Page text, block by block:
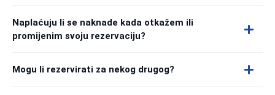
Naplaćuju li se naknade kada otkažem ili
promijenim svoju rezervaciju?
Mogu li rezervirati za nekog drugog?